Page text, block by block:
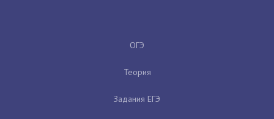
ОГЭ
Теория
Задания ЕГЭ